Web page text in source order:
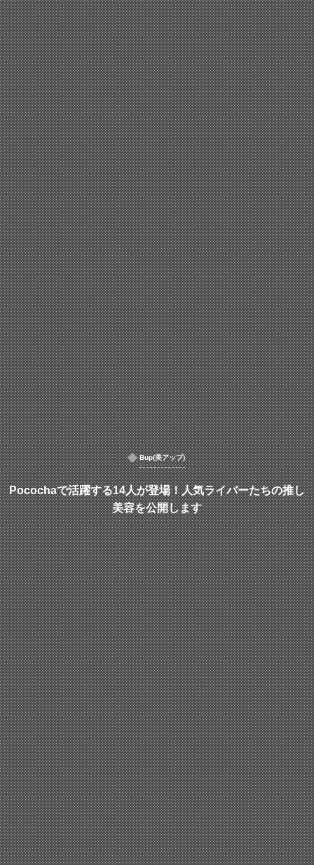
Bup(美アップ)
Pocochaで活躍する14人が登場！人気ライバーたちの推し
美容を公開します